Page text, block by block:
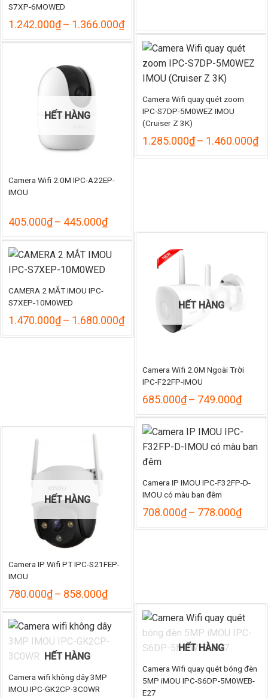
S7XP-6MOWED
1.242.000₫– 1.366.000₫Khoảng
giá:
từ
1.366.000₫
Camera Wifi quay quét zoom
IPC-S7DP-5M0WEZ IMOU
(Cruiser Z 3K)
1.285.000₫– 1.460.000₫
từ
HẾT HÀNG
Camera Wifi 2.0M IPC-A22EP-
IMOU
405.000₫– 445.000₫Khoảng
từ
405.000₫
HẾT HÀNG
Camera Wifi 2.0M Ngoài Trời
IPC-F22FP-IMOU
685.000₫– 749.000₫
từ
đến
CAMERA 2 MẮT IMOU IPC-
S7XEP-10M0WED
1.470.000₫– 1.680.000₫Khoảng
từ
1.680.000₫
Camera IP IMOU IPC-F32FP-D-
IMOU có màu ban đêm
708.000₫– 778.000₫
từ
HẾT HÀNG
Camera IP Wifi PT IPC-S21FEP-
IMOU
780.000₫– 858.000₫Khoảng
từ
780.000₫
858.000₫
HẾT HÀNG
Camera Wifi quay quét bóng đèn
5MP iMOU IPC-S6DP-5M0WEB-
E27
HẾT HÀNG
Camera wifi không dây 3MP
IMOU IPC-GK2CP-3C0WR